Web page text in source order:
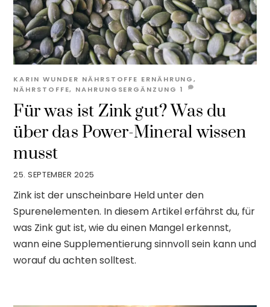
25. SEPTEMBER 2025
Für was ist Zink gut? Was du
über das Power-Mineral wissen
musst
KARIN WUNDER NÄHRSTOFFE ERNÄHRUNG,
NÄHRSTOFFE, NAHRUNGSERGÄNZUNG 1
Zink ist der unscheinbare Held unter den
Spurenelementen. In diesem Artikel erfährst du, für
was Zink gut ist, wie du einen Mangel erkennst,
wann eine Supplementierung sinnvoll sein kann und
worauf du achten solltest.